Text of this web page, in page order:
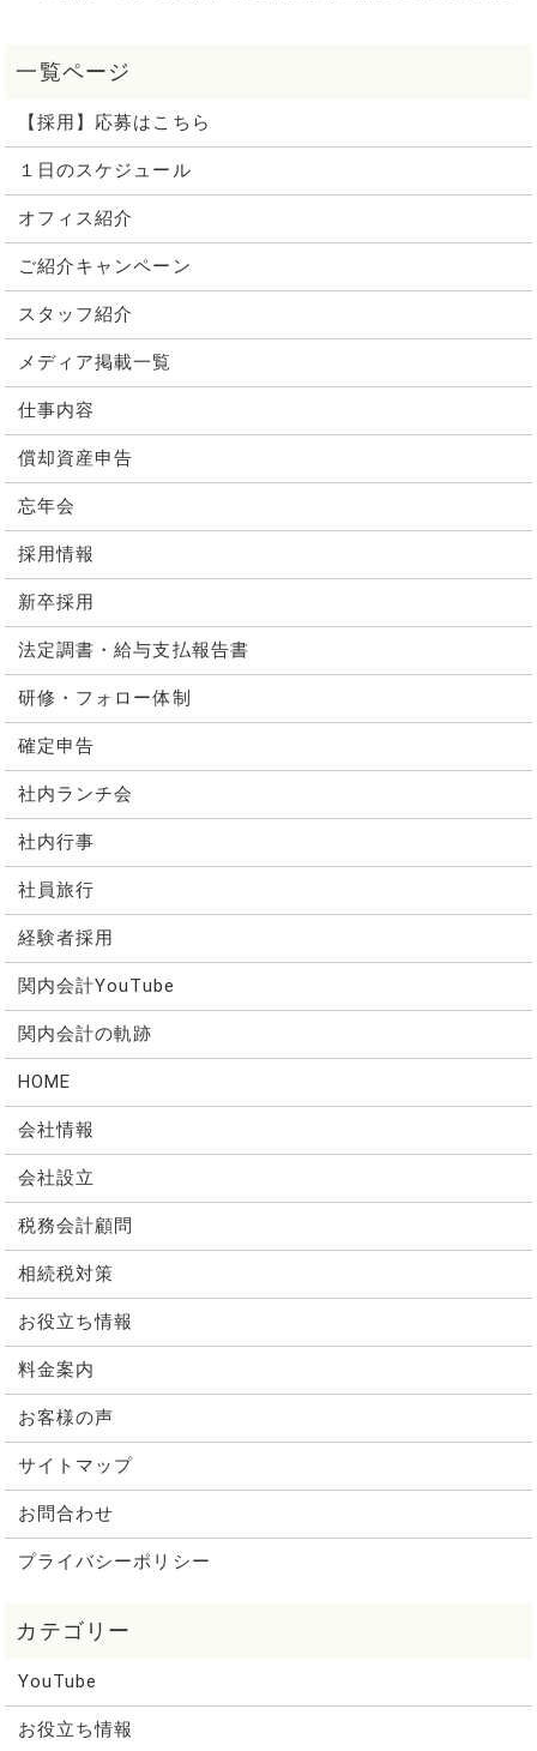
【採用】応募はこちら
１日のスケジュール
オフィス紹介
ご紹介キャンペーン
スタッフ紹介
メディア掲載一覧
仕事内容
償却資産申告
忘年会
採用情報
新卒採用
法定調書・給与支払報告書
研修・フォロー体制
確定申告
社内ランチ会
社内行事
社員旅行
経験者採用
関内会計YouTube
関内会計の軌跡
HOME
会社情報
会社設立
税務会計顧問
相続税対策
お役立ち情報
料金案内
お客様の声
サイトマップ
お問合わせ
プライバシーポリシー
YouTube
お役立ち情報